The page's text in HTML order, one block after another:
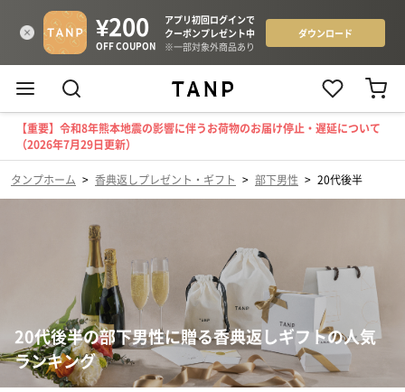
【重要】令和8年熊本地震の影響に伴うお荷物のお届け停止・遅延について
（2026年7月29日更新）
タンプホーム > 香典返しプレゼント・ギフト > 部下男性 > 20代後半
20代後半の部下男性に贈る香典返しギフトの人気
ランキング